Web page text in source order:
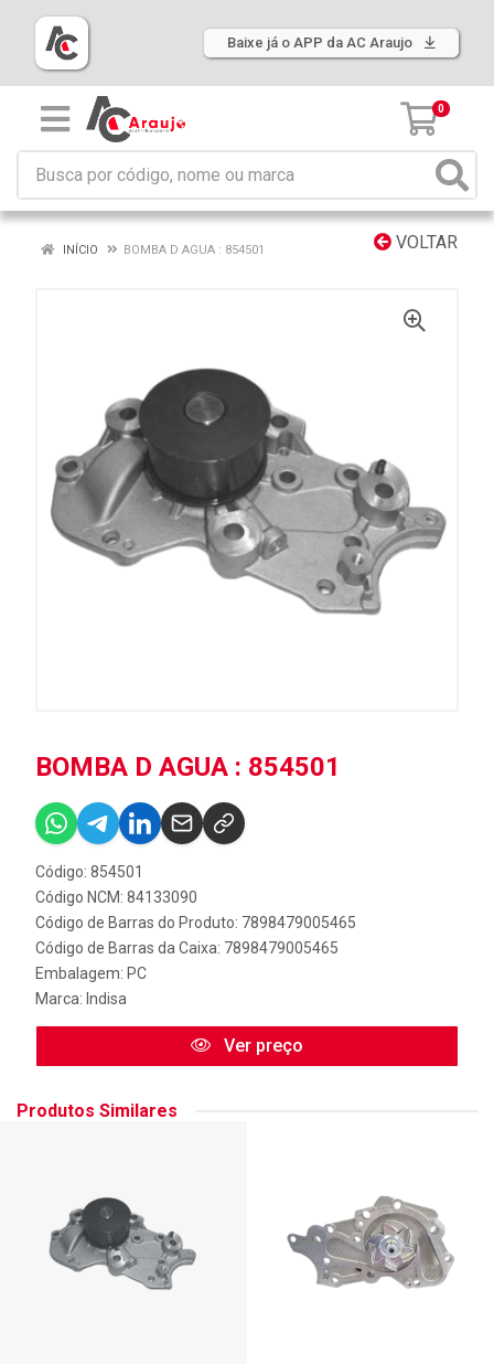
Baixe já o APP da AC Araujo
0
VOLTAR
INÍCIO BOMBA D AGUA : 854501
BOMBA D AGUA : 854501
Código: 854501
Código NCM: 84133090
Código de Barras do Produto: 7898479005465
Código de Barras da Caixa: 7898479005465
Embalagem: PC
Marca: Indisa
Ver preço
Produtos Similares